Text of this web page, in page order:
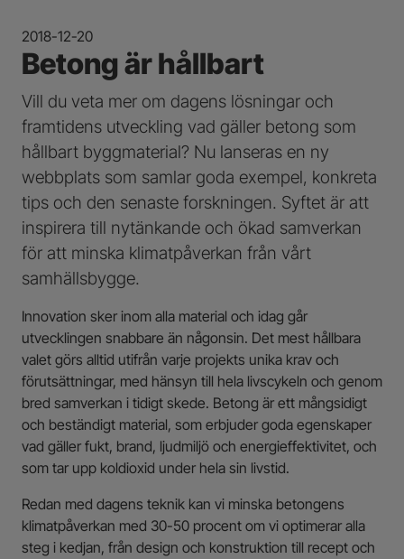
2018-12-20
Betong är hållbart
Vill du veta mer om dagens lösningar och
framtidens utveckling vad gäller betong som
hållbart byggmaterial? Nu lanseras en ny
webbplats som samlar goda exempel, konkreta
tips och den senaste forskningen. Syftet är att
inspirera till nytänkande och ökad samverkan
för att minska klimatpåverkan från vårt
samhällsbygge.
Innovation sker inom alla material och idag går
utvecklingen snabbare än någonsin. Det mest hållbara
valet görs alltid utifrån varje projekts unika krav och
förutsättningar, med hänsyn till hela livscykeln och genom
bred samverkan i tidigt skede. Betong är ett mångsidigt
och beständigt material, som erbjuder goda egenskaper
vad gäller fukt, brand, ljudmiljö och energieffektivitet, och
som tar upp koldioxid under hela sin livstid.
Redan med dagens teknik kan vi minska betongens
klimatpåverkan med 30-50 procent om vi optimerar alla
steg i kedjan, från design och konstruktion till recept och